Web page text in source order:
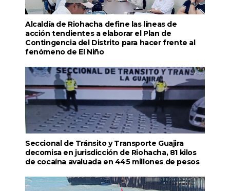
Alcaldía de Riohacha define las líneas de
acción tendientes a elaborar el Plan de
Contingencia del Distrito para hacer frente al
fenómeno de El Niño
Seccional de Tránsito y Transporte Guajira
decomisa en jurisdicción de Riohacha, 81 kilos
de cocaína avaluada en 445 millones de pesos